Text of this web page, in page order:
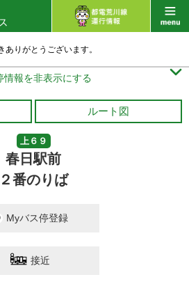
りがとうございます。
情報を非表示にする 
ルート図
上６９
春日駅前
２番のりば
Myバス停登録
接近